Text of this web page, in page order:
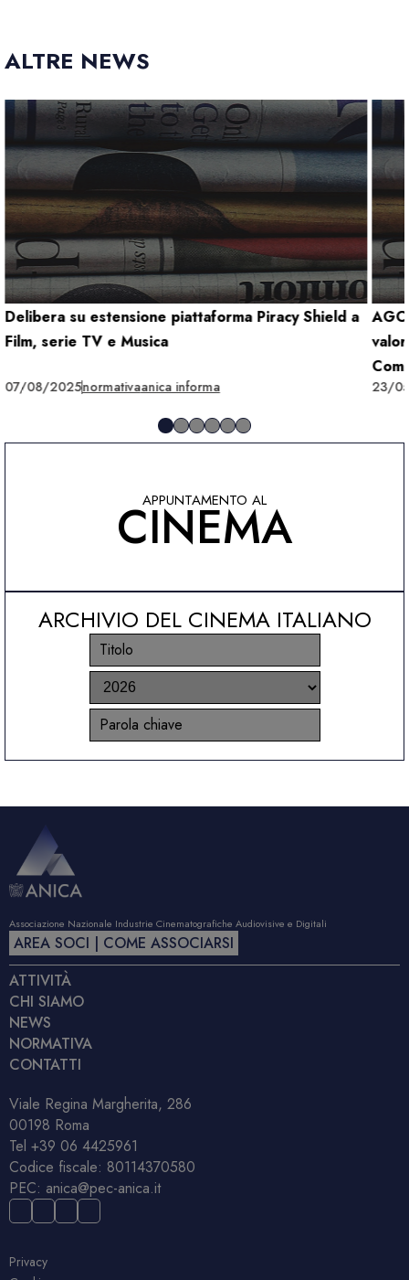
ALTRE NEWS
Delibera su estensione piattaforma Piracy Shield a
Film, serie TV e Musica
07/08/2025normativaanica informa 23/
APPUNTAMENTO AL
CINEMA
ARCHIVIO DEL CINEMA ITALIANO
Associazione Nazionale Industrie Cinematografiche Audiovisive e Digitali
AREA SOCI | COME ASSOCIARSI
ATTIVITÀ
CHI SIAMO
NEWS
NORMATIVA
CONTATTI
Viale Regina Margherita, 286
00198 Roma
Tel +39 06 4425961
Codice fiscale: 80114370580
PEC: anica@pec-anica.it
Privacy